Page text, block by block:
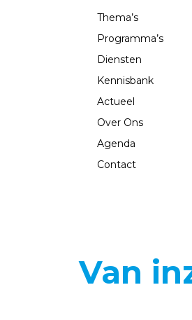
Thema’s
Programma’s
Diensten
Kennisbank
Actueel
Over Ons
Agenda
Contact
Van